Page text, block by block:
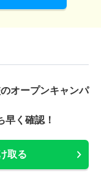
オープンキャンパ
早く確認！
取る